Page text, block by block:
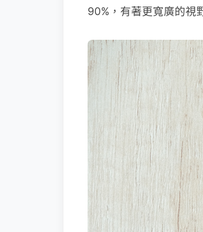
90%，有著更寬廣的視